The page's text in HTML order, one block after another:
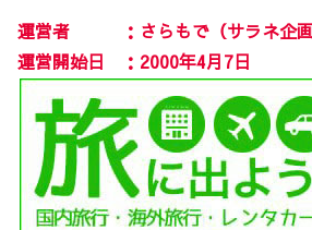
運営者 ：さらもで（サラネ企
運営開始日 ：2000年4月7日